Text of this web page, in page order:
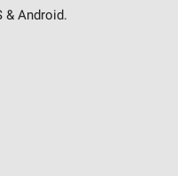
Android.